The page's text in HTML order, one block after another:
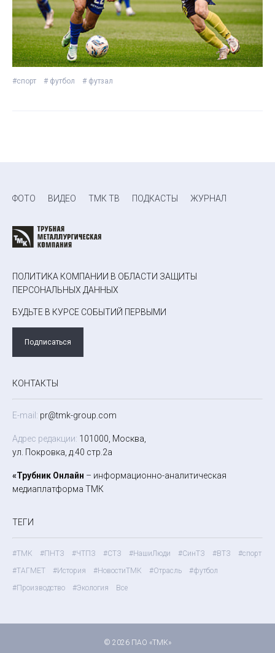
#спорт # футбол # футзал
ФОТО ВИДЕО ТМК ТВ ПОДКАСТЫ ЖУРНАЛ
ПОЛИТИКА КОМПАНИИ В ОБЛАСТИ ЗАЩИТЫ
ПЕРСОНАЛЬНЫХ ДАННЫХ
БУДЬТЕ В КУРСЕ СОБЫТИЙ ПЕРВЫМИ
Подписаться
КОНТАКТЫ
E-mail: pr@tmk-group.com
Адрес редакции: 101000, Москва,
ул. Покровка, д.40 стр.2а
«Трубник Онлайн – информационно-аналитическая
медиаплатформа ТМК
ТЕГИ
#ТМК #ПНТЗ #ЧТПЗ #СТЗ #НашиЛюди #СинТЗ #ВТЗ
#спорт
#ТАГМЕТ
#История #НовостиТМК #Отрасль
#футбол
#Производство
#Экология Все
© 2026 ПАО «ТМК»